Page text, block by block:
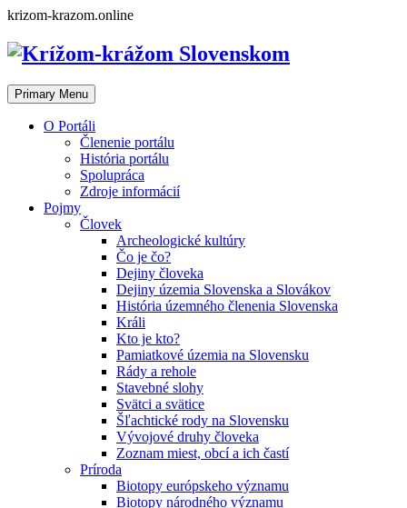
Skip
content
krizom-krazom.online
Primary Menu
O Portáli
Členenie portálu
História portálu
Spolupráca
Zdroje informácií
Pojmy
Človek
Archeologické kultúry
Čo je čo?
Dejiny človeka
Dejiny územia Slovenska a Slovákov
História územného členenia Slovenska
Králi
Kto je kto?
Pamiatkové územia na Slovensku
Rády a rehole
Stavebné slohy
Svätci a svätice
Šľachtické rody na Slovensku
Vývojové druhy človeka
Zoznam miest, obcí a ich častí
Príroda
Biotopy európskeho významu
Biotopy národného významu